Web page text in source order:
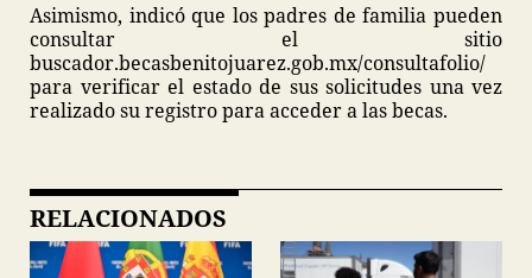
Asimismo, indicó que los padres de familia pueden
consultar el sitio
buscador.becasbenitojuarez.gob.mx/consultafolio/
para verificar el estado de sus solicitudes una vez
realizado su registro para acceder a las becas.
RELACIONADOS